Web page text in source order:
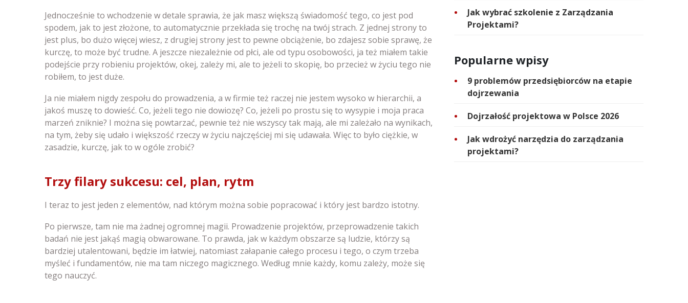
Jednocześnie to wchodzenie w detale sprawia, że jak masz większą świadomość tego, co jest pod
spodem, jak to jest złożone, to automatycznie przekłada się trochę na twój strach. Z jednej strony to
jest plus, bo dużo więcej wiesz, z drugiej strony jest to pewne obciążenie, bo zdajesz sobie sprawę, że
kurczę, to może być trudne. A jeszcze niezależnie od płci, ale od typu osobowości, ja też miałem takie
podejście przy robieniu projektów, okej, zależy mi, ale to jeżeli to skopię, bo przecież w życiu tego nie
robiłem, to jest duże.
Ja nie miałem nigdy zespołu do prowadzenia, a w firmie też raczej nie jestem wysoko w hierarchii, a
jakoś muszę to dowieść. Co, jeżeli tego nie dowiozę? Co, jeżeli po prostu się to wysypie i moja praca
marzeń zniknie? I można się powtarzać, pewnie też nie wszyscy tak mają, ale mi zależało na wynikach,
na tym, żeby się udało i większość rzeczy w życiu najczęściej mi się udawała. Więc to było ciężkie, w
zasadzie, kurczę, jak to w ogóle zrobić?
Trzy filary sukcesu: cel, plan, rytm
I teraz to jest jeden z elementów, nad którym można sobie popracować i który jest bardzo istotny.
Po pierwsze, tam nie ma żadnej ogromnej magii. Prowadzenie projektów, przeprowadzenie takich
badań nie jest jakąś magią obwarowane. To prawda, jak w każdym obszarze są ludzie, którzy są
bardziej utalentowani, będzie im łatwiej, natomiast załapanie całego procesu i tego, o czym trzeba
myśleć i fundamentów, nie ma tam niczego magicznego. Według mnie każdy, komu zależy, może się
tego nauczyć.
Jak wybrać szkolenie z Zarządzania
Projektami?
Popularne wpisy
9 problemów przedsiębiorców na etapie
dojrzewania
Dojrzałość projektowa w Polsce 2026
Jak wdrożyć narzędzia do zarządzania
projektami?